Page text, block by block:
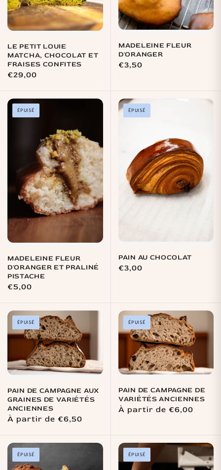
LE PETIT LOUIE
MATCHA, CHOCOLAT ET
FRAISES CONFITES
Prix
€29,00
MADELEINE FLEUR
D'ORANGER
Prix
€3,50
ÉPUISÉ
MADELEINE FLEUR
D'ORANGER ET PRALINÉ
PISTACHE
Prix
€5,00
ÉPUISÉ
PAIN AU CHOCOLAT
Prix
€3,00
ÉPUISÉ
PAIN DE CAMPAGNE AUX
GRAINES DE VARIÉTÉS
ANCIENNES
Prix
À partir de €6,50
ÉPUISÉ
PAIN DE CAMPAGNE DE
VARIÉTÉS ANCIENNES
Prix
À partir de €6,00
ÉPUISÉ ÉPUISÉ